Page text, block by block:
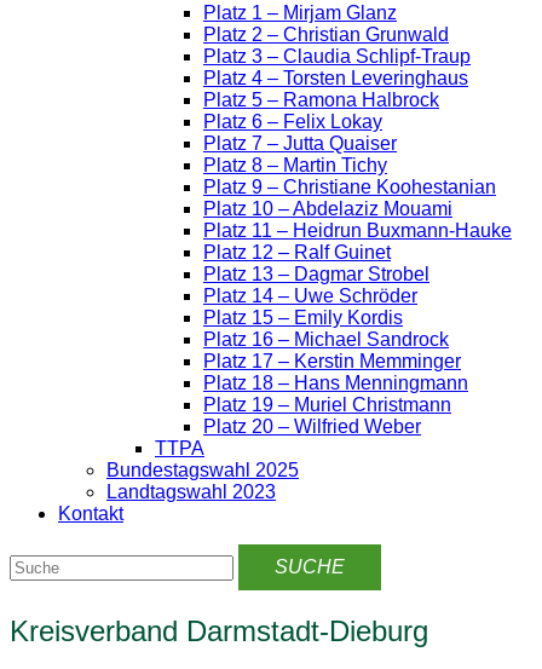
Platz 1 – Mirjam Glanz
Platz 2 – Christian Grunwald
Platz 3 – Claudia Schlipf-Traup
Platz 4 – Torsten Leveringhaus
Platz 5 – Ramona Halbrock
Platz 6 – Felix Lokay
Platz 7 – Jutta Quaiser
Platz 8 – Martin Tichy
Platz 9 – Christiane Koohestanian
Platz 10 – Abdelaziz Mouami
Platz 11 – Heidrun Buxmann-Hauke
Platz 12 – Ralf Guinet
Platz 13 – Dagmar Strobel
Platz 14 – Uwe Schröder
Platz 15 – Emily Kordis
Platz 16 – Michael Sandrock
Platz 17 – Kerstin Memminger
Platz 18 – Hans Menningmann
Platz 19 – Muriel Christmann
Platz 20 – Wilfried Weber
TTPA
Bundestagswahl 2025
Landtagswahl 2023
Kontakt
Kreisverband Darmstadt-Dieburg